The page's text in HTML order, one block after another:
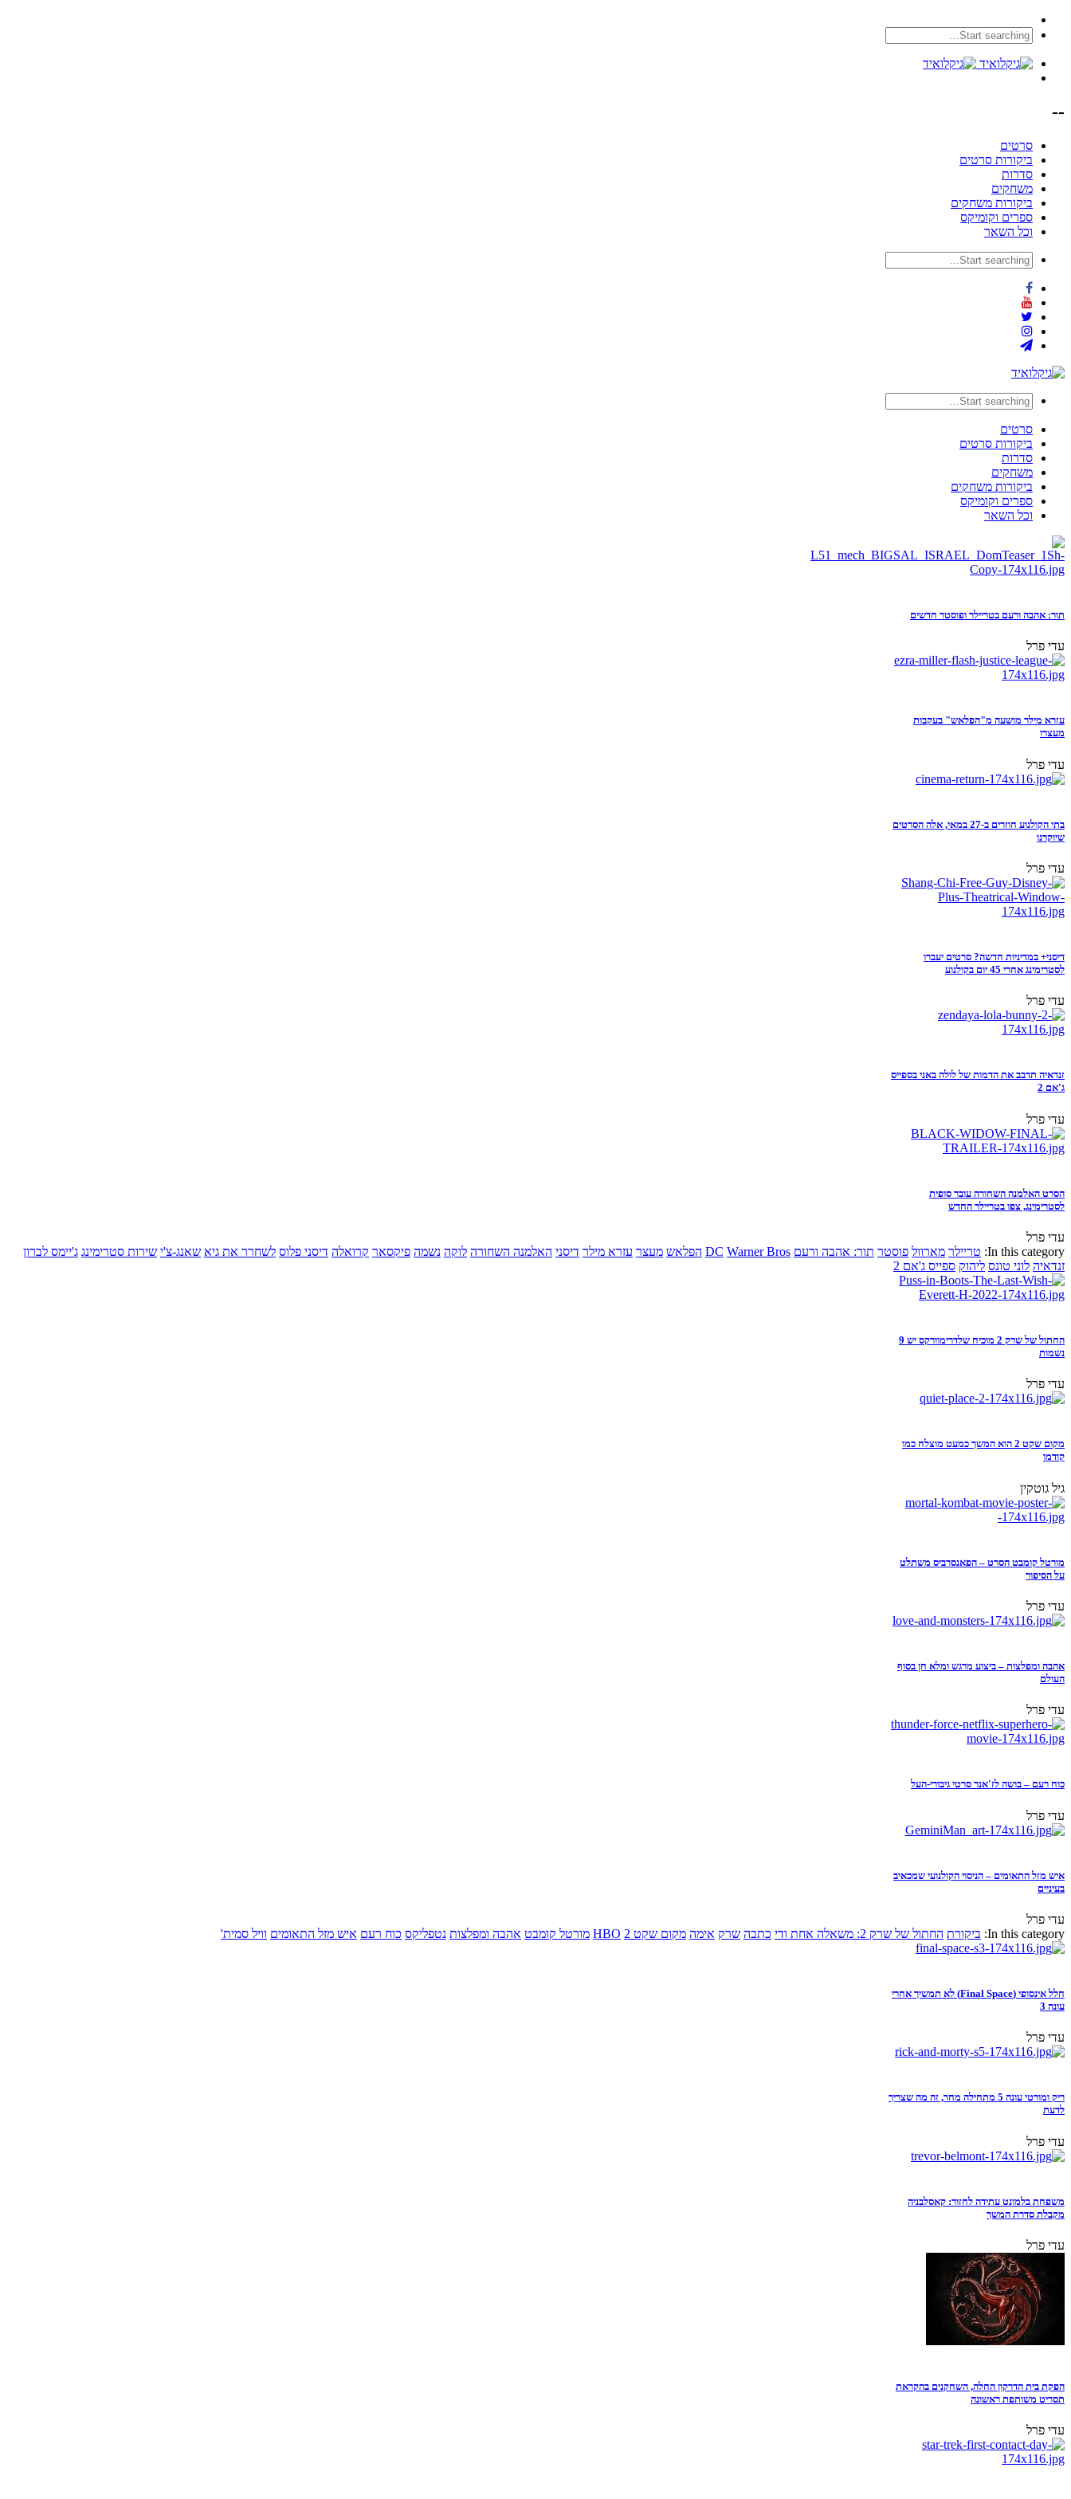
--
סרטים
ביקורות סרטים
סדרות
משחקים
ביקורות משחקים
ספרים וקומיקס
וכל השאר
סרטים
ביקורות סרטים
סדרות
משחקים
ביקורות משחקים
ספרים וקומיקס
וכל השאר
תור: אהבה ורעם בטריילר ופוסטר חדשים
עדי פרל
עזרא מילר מושעה מ"הפלאש" בעקבות
מעצרו
עדי פרל
בתי הקולנוע חוזרים ב-27 במאי, אלה הסרטים
שיוקרנו
עדי פרל
דיסני+ במדיניות חדשה? סרטים יעברו
לסטרימינג אחרי 45 יום בקולנוע
עדי פרל
זנדאיה תדבב את הדמות של לולה באני בספייס
ג'אם 2
עדי פרל
הסרט האלמנה השחורה עובר סופית
לסטרימינג, צפו בטריילר החדש
עדי פרל
In this category: טריילר מארוול פוסטר תור: אהבה ורעם DC Warner Bros הפלאש מעצר עזרא מילר דיסני האלמנה השחורה לוקה נשמה פיקסאר קרואלה דיסני פלוס לשחרר את גיא שאנג-צ'י שירות סטרימינג ג'יימס לברון
זנדאיה לוני טונס ליהוק ספייס ג'אם 2
החתול של שרק 2 מוכיח שלדרימוורקס יש 9
נשמות
עדי פרל
מקום שקט 2 הוא המשך כמעט מוצלח כמו
קודמו
גיל גוטקין
מורטל קומבט הסרט – הפאנסרביס משתלט
על הסיפור
עדי פרל
אהבה ומפלצות – ביצוע מרגש ומלא חן בסוף
העולם
עדי פרל
כוח רעם – בושה לז'אנר סרטי גיבורי-העל
עדי פרל
איש מזל התאומים – הניסוי הקולנועי שמכאיב
בעיניים
עדי פרל
In this category: ביקורת החתול של שרק 2: משאלה אחת ודי כתבה שרק אימה מקום שקט 2 HBO מורטל קומבט אהבה ומפלצות נטפליקס כוח רעם איש מזל התאומים וויל סמית'
חלל אינסופי (Final Space) לא תמשיך אחרי
עונה 3
עדי פרל
ריק ומורטי עונה 5 מתחילה מחר, זה מה שצריך
לדעת
עדי פרל
משפחת בלמונט עתידה לחזור: קאסלבניה
מקבלת סדרת המשך
עדי פרל
הפקת בית הדרקון החלה, השחקנים בהקראת
תסריט משותפת ראשונה
עדי פרל